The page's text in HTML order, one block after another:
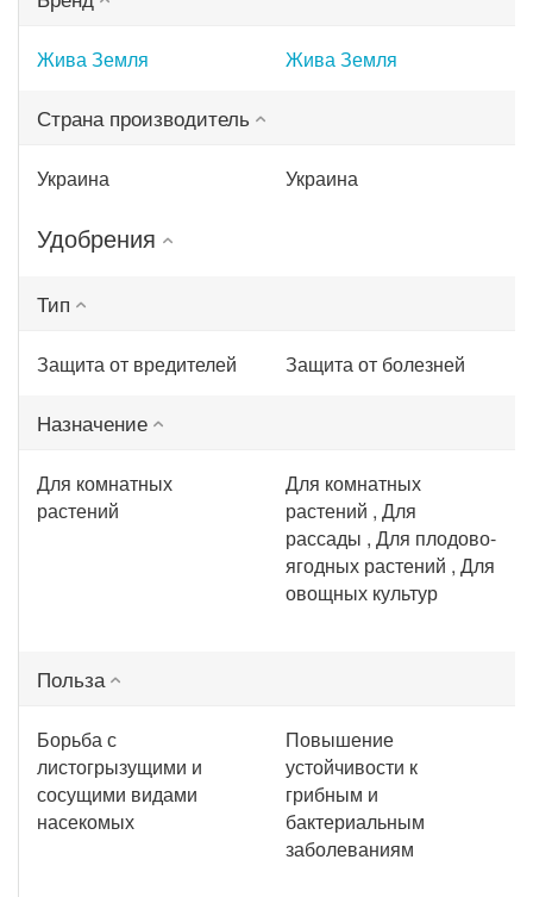
Жива Земля Жива Земля
Страна производитель
Украина Украина
Удобрения
Тип
Защита от вредителей Защита от болезней
Назначение
Для комнатных
растений
Для комнатных
растений , Для
рассады , Для плодово-
ягодных растений , Для
овощных культур
Польза
Борьба с
листогрызущими и
сосущими видами
насекомых
Повышение
устойчивости к
грибным и
бактериальным
заболеваниям